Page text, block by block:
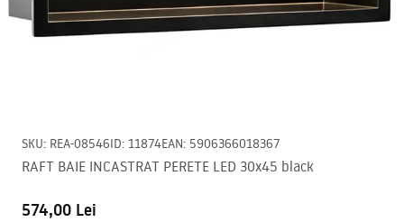
SKU: REA-08546ID: 11874EAN: 5906366018367
RAFT BAIE INCASTRAT PERETE LED 30x45 black
574,00 Lei